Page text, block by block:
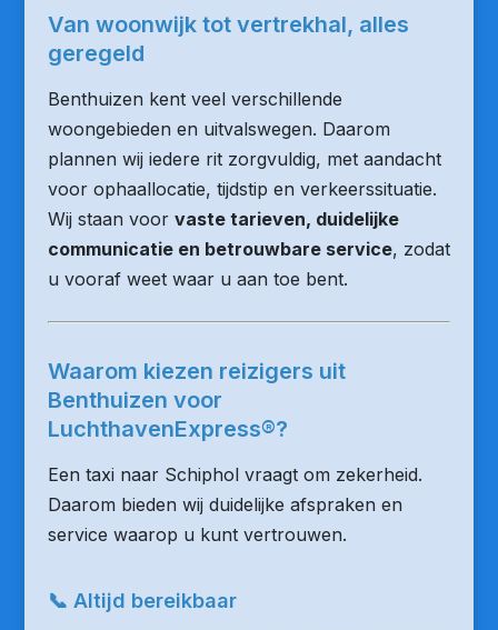
Van woonwijk tot vertrekhal, alles
geregeld
Benthuizen kent veel verschillende
woongebieden en uitvalswegen. Daarom
plannen wij iedere rit zorgvuldig, met aandacht
voor ophaallocatie, tijdstip en verkeerssituatie.
Wij staan voor vaste tarieven, duidelijke
communicatie en betrouwbare service, zodat
u vooraf weet waar u aan toe bent.
Waarom kiezen reizigers uit
Benthuizen voor
LuchthavenExpress®?
Een taxi naar Schiphol vraagt om zekerheid.
Daarom bieden wij duidelijke afspraken en
service waarop u kunt vertrouwen.
📞 Altijd bereikbaar